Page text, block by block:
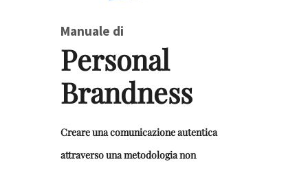
Manuale di
Personal
Brandness
Creare una comunicazione autentica
attraverso una metodologia non